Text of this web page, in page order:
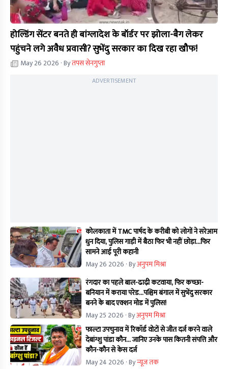
होल्डिंग सेंटर बनते ही बांग्लादेश के बॉर्डर पर झोला-बैग लेकर
पहुंचने लगे अवैध प्रवासी? सुभेंदु सरकार का दिख रहा खौफ!
May 26 2026 · Byतपस सेनगुप्ता
ADVERTISEMENT
कोलकाता में TMC पार्षद के करीबी को लोगों ने सरेआम
धुन दिया, पुलिस गाड़ी में बैठा फिर भी नहीं छोड़ा...फिर
सामने आई पूरी कहानी
May 26 2026 · Byअनुपम मिश्रा
रंगदार का पहले बाल-ढाढ़ी कटवाया, फिर कच्छा-
बनियान में कराया परेड...पश्चिम बंगाल में सुभेंदु सरकार
बनने के बाद एक्शन मोड में पुलिस!
May 25 2026 · Byअनुपम मिश्रा
फाल्टा उपचुनाव में रिकॉर्ड वोटों से जीत दर्ज करने वाले
देबांग्शु पांडा कौन… जानिए उनके पास कितनी संपत्ति और
कौन-कौन से केस दर्ज
May 24 2026 · Byन्यूज तक